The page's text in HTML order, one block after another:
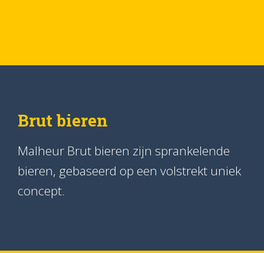
Brut bieren
Malheur Brut bieren zijn sprankelende
bieren, gebaseerd op een volstrekt uniek
concept.